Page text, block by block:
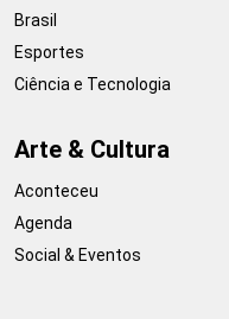
Brasil
Esportes
Ciência e Tecnologia
Arte & Cultura
Aconteceu
Agenda
Social & Eventos